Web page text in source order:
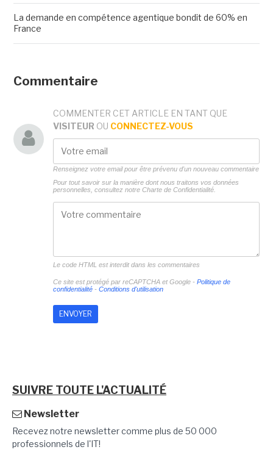
La demande en compétence agentique bondit de 60% en
France
Commentaire
COMMENTER CET ARTICLE EN TANT QUE
VISITEUR OU CONNECTEZ-VOUS
Renseignez votre email pour être prévenu d'un nouveau commentaire
Pour tout savoir sur la manière dont nous traitons vos données
personnelles, consultez notre Charte de Confidentialité.
Le code HTML est interdit dans les commentaires
Ce site est protégé par reCAPTCHA et Google - Politique de
confidentialité- Conditions d'utilisation
SUIVRE TOUTE L'ACTUALITÉ
Newsletter
Recevez notre newsletter comme plus de 50 000
professionnels de l'IT!